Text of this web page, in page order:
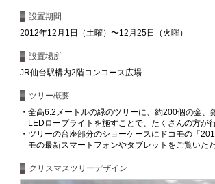
設置期間
2012年12月1日（土曜）〜12月25日（火曜）
設置場所
JR仙台駅構内2階コンコース広場
ツリー概要
・ 全高6.2メートルの緑のツリーに、約200個の金
LEDロープライトを施すことで、たくさんの方が
・ ツリーの台座部分のショーケースにドコモの「
モの最新スマートフォンやタブレットをご覧いた
クリスマスツリーデザイン